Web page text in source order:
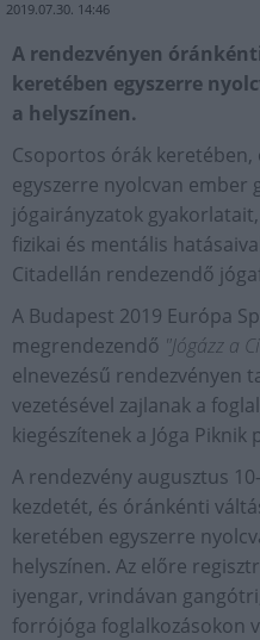
2019.07.30. 14:46
A rendezvényen
keretében egyszerre
a helyszínen.
Csoportos órák
egyszerre nyolcvan ember
jógairányzatok
fizikai és mentális
Citadellán rendezendő
A Budapest 2019 Európa
megrendezendő "Jógázz a
elnevezésű rendezvényen
vezetésével zajlanak a
kiegészítenek a Jóga Piknik
A rendezvény augusztus
kezdetét, és óránkénti
keretében egyszerre
helyszínen. Az előre
iyengar, vrindávan
forrójóga foglalkozásokon